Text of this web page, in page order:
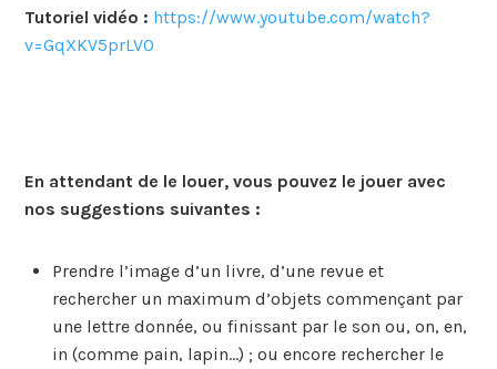
Tutoriel vidéo : https://www.youtube.com/watch?
v=GqXKV5prLV0
En attendant de le louer, vous pouvez le jouer avec
nos suggestions suivantes :
Prendre l’image d’un livre, d’une revue et
rechercher un maximum d’objets commençant par
une lettre donnée, ou finissant par le son ou, on, en,
in (comme pain, lapin…) ; ou encore rechercher le